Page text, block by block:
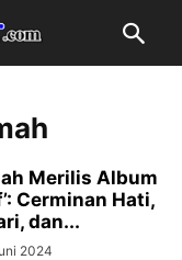
Merilis Album
Cerminan Hati,
dan...
2024